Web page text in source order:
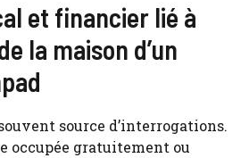
et financier lié à
la maison d’un
source d’interrogations.
occupée gratuitement ou